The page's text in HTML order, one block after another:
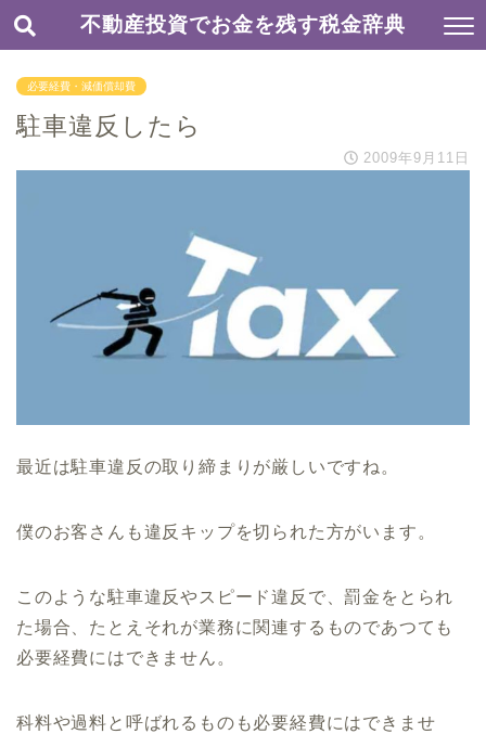
不動産投資でお金を残す税金辞典
必要経費・減価償却費
駐車違反したら
2009年9月11日
最近は駐車違反の取り締まりが厳しいですね。
僕のお客さんも違反キップを切られた方がいます。
このような駐車違反やスピード違反で、罰金をとられ
た場合、たとえそれが業務に関連するものであつても
必要経費にはできません。
科料や過料と呼ばれるものも必要経費にはできませ